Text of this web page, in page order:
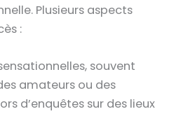
Plusieurs aspects
:
souvent
amateurs ou des
d’enquêtes sur des lieux